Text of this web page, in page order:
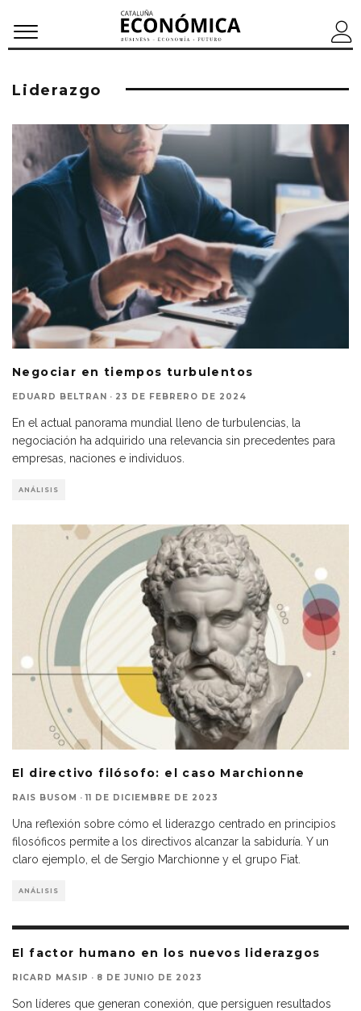
Liderazgo
Negociar en tiempos turbulentos
EDUARD BELTRAN · 23 DE FEBRERO DE 2024
En el actual panorama mundial lleno de turbulencias, la
negociación ha adquirido una relevancia sin precedentes para
empresas, naciones e individuos.
ANÁLISIS
El directivo filósofo: el caso Marchionne
RAIS BUSOM · 11 DE DICIEMBRE DE 2023
Una reflexión sobre cómo el liderazgo centrado en principios
filosóficos permite a los directivos alcanzar la sabiduría. Y un
claro ejemplo, el de Sergio Marchionne y el grupo Fiat.
ANÁLISIS
El factor humano en los nuevos liderazgos
RICARD MASIP · 8 DE JUNIO DE 2023
Son líderes que generan conexión, que persiguen resultados